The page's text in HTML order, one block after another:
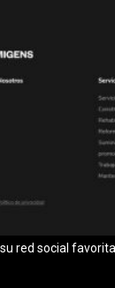
red social favorita